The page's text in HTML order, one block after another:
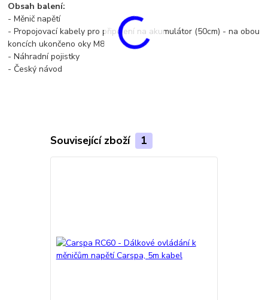
Obsah balení:
- Měnič napětí
- Propojovací kabely pro připojení na akumulátor (50cm) - na obou
koncích ukončeno oky M8
- Náhradní pojistky
- Český návod
Související zboží 1